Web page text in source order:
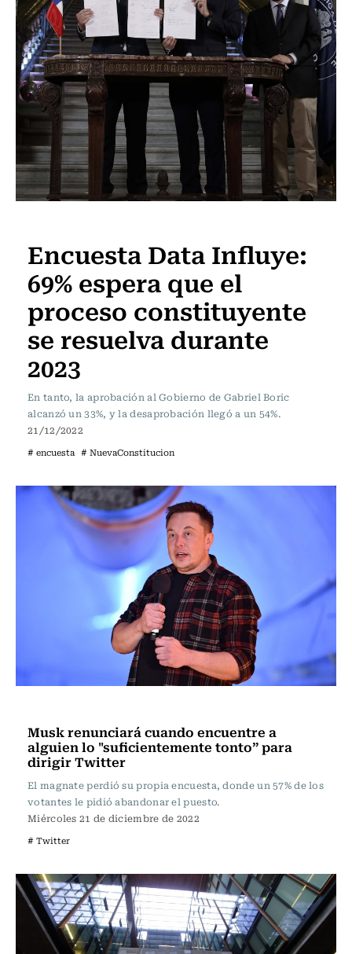
Encuesta Data Influye:
69% espera que el
proceso constituyente
se resuelva durante
2023
En tanto, la aprobación al Gobierno de Gabriel Boric
alcanzó un 33%, y la desaprobación llegó a un 54%.
21/12/2022
# encuesta # NuevaConstitucion
Musk renunciará cuando encuentre a
alguien lo "suficientemente tonto” para
dirigir Twitter
El magnate perdió su propia encuesta, donde un 57% de los
votantes le pidió abandonar el puesto.
Miércoles 21 de diciembre de 2022
# Twitter